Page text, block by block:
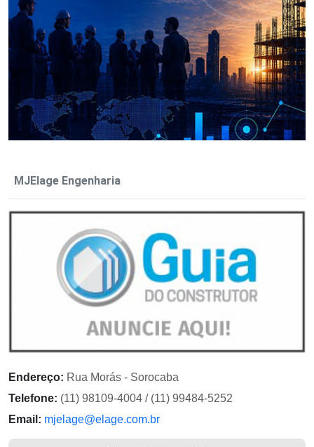
MJElage Engenharia
Endereço: Rua Morás - Sorocaba
Telefone: (11) 98109-4004 / (11) 99484-5252
Email: mjelage@elage.com.br